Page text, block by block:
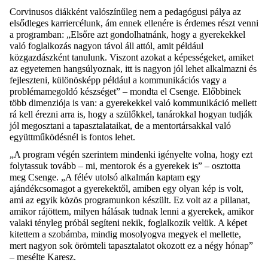
Corvinusos diákként valószínűleg nem a pedagógusi pálya az
elsődleges karriercélunk, ám ennek ellenére is érdemes részt venni
a programban: „Elsőre azt gondolhatnánk, hogy a gyerekekkel
való foglalkozás nagyon távol áll attól, amit például
közgazdászként tanulunk. Viszont azokat a képességeket, amiket
az egyetemen hangsúlyoznak, itt is nagyon jól lehet alkalmazni és
fejleszteni, különösképp például a kommunikációs vagy a
problémamegoldó készséget” – mondta el Csenge. Előbbinek
több dimenziója is van: a gyerekekkel való kommunikáció mellett
rá kell érezni arra is, hogy a szülőkkel, tanárokkal hogyan tudják
jól megosztani a tapasztalataikat, de a mentortársakkal való
együttműködésnél is fontos lehet.
„A program végén szerintem mindenki igényelte volna, hogy ezt
folytassuk tovább – mi, mentorok és a gyerekek is” – osztotta
meg Csenge. „A félév utolsó alkalmán kaptam egy
ajándékcsomagot a gyerekektől, amiben egy olyan kép is volt,
ami az egyik közös programunkon készült. Ez volt az a pillanat,
amikor rájöttem, milyen hálásak tudnak lenni a gyerekek, amikor
valaki tényleg próbál segíteni nekik, foglalkozik velük. A képet
kitettem a szobámba, mindig mosolyogva megyek el mellette,
mert nagyon sok örömteli tapasztalatot okozott ez a négy hónap”
– mesélte Karesz.